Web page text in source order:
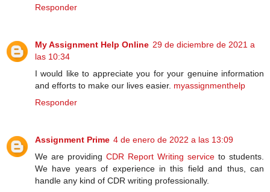
Responder
My Assignment Help Online 29 de diciembre de 2021 a
las 10:34
I would like to appreciate you for your genuine information
and efforts to make our lives easier. myassignmenthelp
Responder
Assignment Prime 4 de enero de 2022 a las 13:09
We are providing CDR Report Writing service to students.
We have years of experience in this field and thus, can
handle any kind of CDR writing professionally.